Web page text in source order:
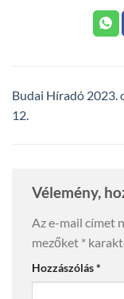
Budai Híradó 2023.
12.
Vélemény,
Az e-mail címet
mezőket *
Hozzászólás*